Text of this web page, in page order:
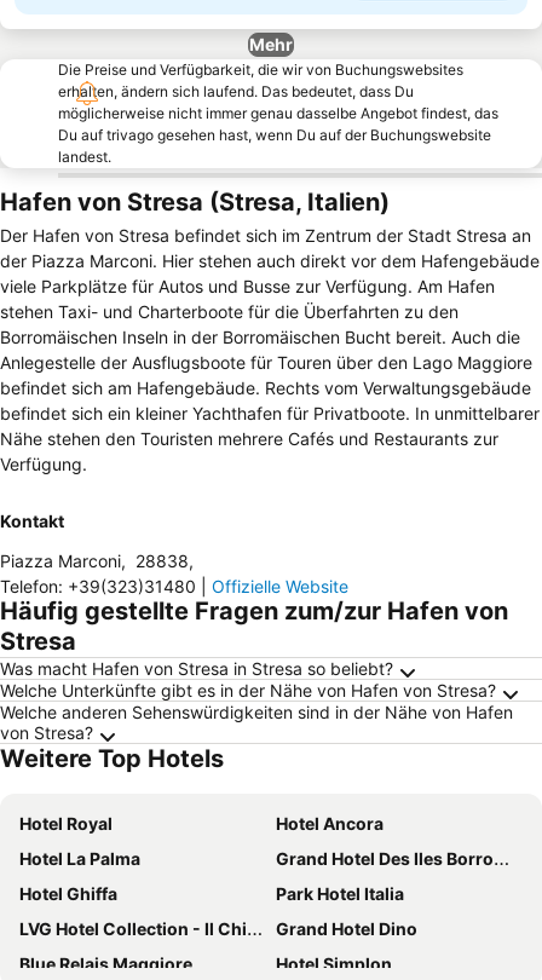
Mehr
Die Preise und Verfügbarkeit, die wir von Buchungswebsites
erhalten, ändern sich laufend. Das bedeutet, dass Du
möglicherweise nicht immer genau dasselbe Angebot findest, das
Du auf trivago gesehen hast, wenn Du auf der Buchungswebsite
landest.
Hafen von Stresa (Stresa, Italien)
Der Hafen von Stresa befindet sich im Zentrum der Stadt Stresa an
der Piazza Marconi. Hier stehen auch direkt vor dem Hafengebäude
viele Parkplätze für Autos und Busse zur Verfügung. Am Hafen
stehen Taxi- und Charterboote für die Überfahrten zu den
Borromäischen Inseln in der Borromäischen Bucht bereit. Auch die
Anlegestelle der Ausflugsboote für Touren über den Lago Maggiore
befindet sich am Hafengebäude. Rechts vom Verwaltungsgebäude
befindet sich ein kleiner Yachthafen für Privatboote. In unmittelbarer
Nähe stehen den Touristen mehrere Cafés und Restaurants zur
Verfügung.
Kontakt
Piazza Marconi, 28838,
Telefon: +39(323)31480 Offizielle Website
Häufig gestellte Fragen zum/zur Hafen von
Stresa
Was macht Hafen von Stresa in Stresa so beliebt?
Welche Unterkünfte gibt es in der Nähe von Hafen von Stresa?
Welche anderen Sehenswürdigkeiten sind in der Nähe von Hafen
von Stresa?
Weitere Top Hotels
Hotel Royal
Hotel Ancora
Hotel La Palma
Grand Hotel Des Iles Borromees
Hotel Ghiffa
Park Hotel Italia
LVG Hotel Collection - Il Chiostro
Grand Hotel Dino
Blue Relais Maggiore
Hotel Simplon